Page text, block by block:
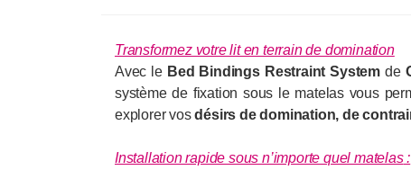
Transformez votre lit en terrain de domination
Avec le Bed Bindings Restraint System de
système de fixation sous le matelas vous
explorer vosdésirs de domination, de
Installation rapide sous n’importe quel matelas: